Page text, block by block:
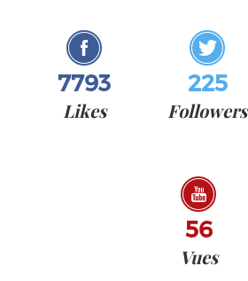
7793
Likes
225
Followers
56
Vues